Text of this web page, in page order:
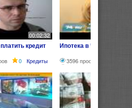
00:02:32
кредит
0 Кредиты
Ипотека в Челябинске
3596 просмотров